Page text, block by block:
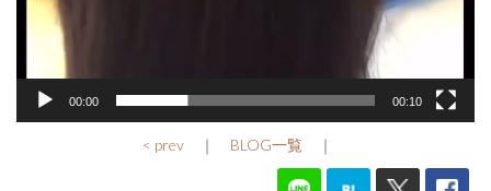
00:00 00:10
< prev ｜ BLOG一覧 ｜